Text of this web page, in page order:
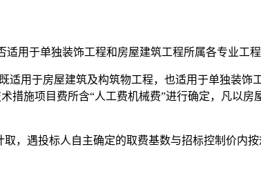
适用于单独装饰工程和房屋建筑工程所属各专业工
用于房屋建筑及构筑物工程，也适用于单独装饰
施项目费所含“人工费机械费”进行确定，凡以房
，遇投标人自主确定的取费基数与招标控制价内